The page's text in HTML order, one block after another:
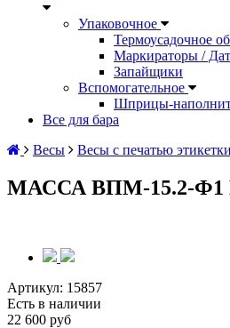
Упаковочное
Термоусадочное
Маркираторы /
Запайщики
Вспомогательное
Шприцы-
Все для бара
Весы
Весы с печатью этикетки
МАССА ВПМ-15.2-Ф1
Артикул: 15857
Есть в наличии
22 600 руб